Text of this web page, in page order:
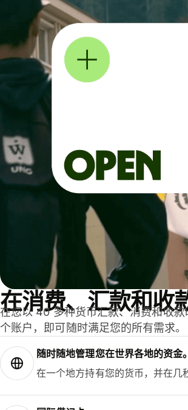
在消费、汇款和收
在您以 40 多种货币汇款、消费和收
个账户，即可随时满足您的所有需求。
随时随地管理您在世界各地的资金。
在一个地方持有您的货币，并在几